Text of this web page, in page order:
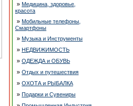
» Медицина, здоровье,
красота
» Мобильные телефоны,
Смартфоны
» Музыка и Инструменты
» НЕДВИЖИМОСТЬ
» ОДЕЖДА и ОБУВЬ
» Отдых и путешествия
» ОХОТА и РЫБАЛКА
» Подарки и Сувениры